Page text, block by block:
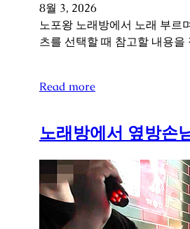
8월 3, 2026
노포왕 노래방에서 노래 부르
츠를 선택할 때 참고할 내용
Read more
노래방에서 옆방손